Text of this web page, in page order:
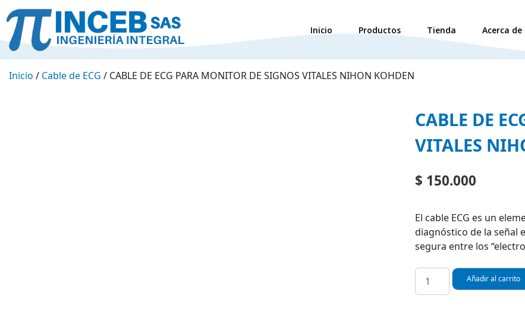
Inicio Productos Tienda Acerca de
Inicio / Cable de ECG / CABLE DE ECG PARA MONITOR DE SIGNOS VITALES NIHON KOHDEN
CABLE DE
VITALES
$ 150.000
El cable ECG es un
diagnóstico de la señal
segura entre los
CABLE
Añadir al carrito